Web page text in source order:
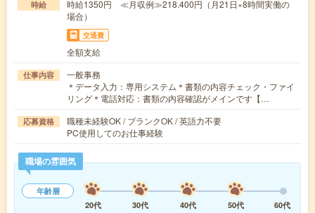
時給
時給1350円 ≪月収例≫218.400円（月21日×8時間実働の
場合）
交通費
全額支給
仕事内容
一般事務
＊データ入力：専用システム＊書類の内容チェック・ファイ
リング＊電話対応：書類の内容確認がメインです【…
応募資格
職種未経験OK / ブランクOK / 英語力不要
PC使用してのお仕事経験
職場の雰囲気
年齢層
20代
30代 40代 50代
60代